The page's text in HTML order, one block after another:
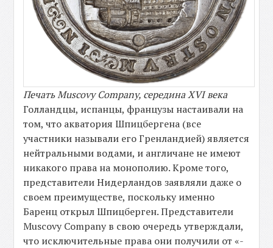
Печать Muscovy Company, середина XVI века
Голландцы, испанцы, французы настаивали на
том, что акватория Шпицбергена (все
участники называли его Гренландией) является
нейтральными водами, и англичане не имеют
никакого права на монополию. Кроме того,
представители Нидерландов заявляли даже о
своем преимуществе, поскольку именно
Баренц открыл Шпицберген. Представители
Muscovy Company в свою очередь утверждали,
что исключительные права они получили от «-